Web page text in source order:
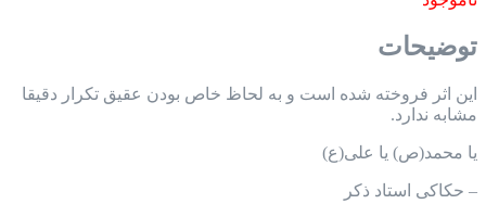
توضیحات
این اثر فروخته شده است و به لحاظ خاص بودن عقیق تکرار دقیقا
مشابه ندارد.
یا محمد(ص) یا علی(ع)
– حکاکی استاد ذکر